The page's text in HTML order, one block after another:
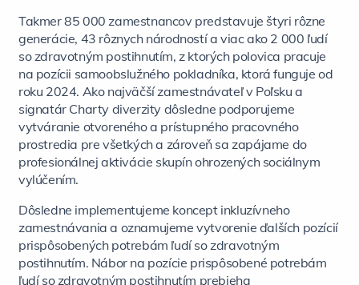
Takmer 85 000 zamestnancov predstavuje štyri rôzne
generácie, 43 rôznych národností a viac ako 2 000 ľudí
so zdravotným postihnutím, z ktorých polovica pracuje
na pozícii samoobslužného pokladníka, ktorá funguje od
roku 2024. Ako najväčší zamestnávateľ v Poľsku a
signatár Charty diverzity dôsledne podporujeme
vytváranie otvoreného a prístupného pracovného
prostredia pre všetkých a zároveň sa zapájame do
profesionálnej aktivácie skupín ohrozených sociálnym
vylúčením.
Dôsledne implementujeme koncept inkluzívneho
zamestnávania a oznamujeme vytvorenie ďalších pozícií
prispôsobených potrebám ľudí so zdravotným
postihnutím. Nábor na pozície prispôsobené potrebám
ľudí so zdravotným postihnutím prebieha